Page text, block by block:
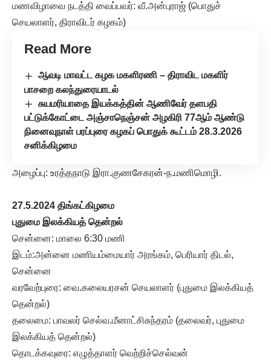
மணவிழாவை நடத்தி வைப்பவர்: வீ.அன்புராஜ் (பொதுச்
செயலாளர், திராவிடர் கழகம்)
Read More
ஆவடி மாவட்ட கழக மகளிரணி – திராவிட மகளிர்
பாசறை கலந்துரையாடல்
சுயமரியாதை இயக்கத்தின் ஆணிவேர் தளபதி
பட்டுக்கோட்டை அஞ்சாநெஞ்சன் அழகிரி 77ஆம் ஆண்டு
நினைவுநாள் பரப்புரை கழகப் பொதுக் கூட்டம் 28.3.2026
சனிக்கிழமை
அழைப்பு: உரத்தநாடு இரா.குணசேகரன்-ந.மணிமொழி.
27.5.2024 திங்கட்கிழமை
புதுமை இலக்கியத் தென்றல்
சென்னை: மாலை 6:30 மணி
இடம்:அன்னை மணியம்மையார் அரங்கம், பெரியார் திடல்,
சென்னை
வரவேற்புரை: வை.கலையரசன் செயலாளர் (புதுமை இலக்கியத்
தென்றல்)
தலைமை: பாவலர் செல்வ.மீனாட்சிசுந்தரம் (தலைவர், புதுமை
இலக்கியத் தென்றல்)
தொடக்கவுரை: எழுத்தாளர் வெற்றிச்செல்வன்